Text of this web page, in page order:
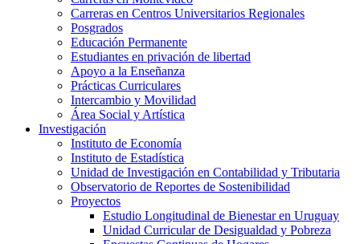
Carreras en Centros Universitarios Regionales
Posgrados
Educación Permanente
Estudiantes en privación de libertad
Apoyo a la Enseñanza
Prácticas Curriculares
Intercambio y Movilidad
Área Social y Artística
Investigación
Instituto de Economía
Instituto de Estadística
Unidad de Investigación en Contabilidad y Tributaria
Observatorio de Reportes de Sostenibilidad
Proyectos
Estudio Longitudinal de Bienestar en Uruguay
Unidad Curricular de Desigualdad y Pobreza